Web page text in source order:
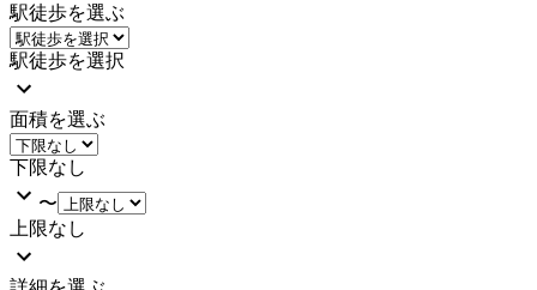
駅徒歩を選ぶ
駅徒歩を選択
面積を選ぶ
下限なし
〜
上限なし